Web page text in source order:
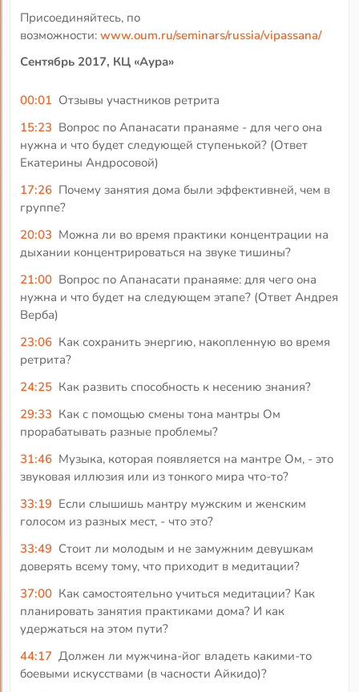
Присоединяйтесь, по
возможности:www.oum.ru/seminars/russia/vipassana/
Сентябрь 2017, КЦ «Аура»
00:01 Отзывы участников ретрита
15:23 Вопрос по Апанасати пранаяме - для чего она
нужна и что будет следующей ступенькой? (Ответ
Екатерины Андросовой)
17:26 Почему занятия дома были эффективней, чем в
группе?
20:03 Можна ли во время практики концентрации на
дыхании концентрироваться на звуке тишины?
21:00 Вопрос по Апанасати пранаяме: для чего она
нужна и что будет на следующем этапе? (Ответ Андрея
Верба)
23:06 Как сохранить энергию, накопленную во время
ретрита?
24:25 Как развить способность к несению знания?
29:33 Как с помощью смены тона мантры Ом
прорабатывать разные проблемы?
31:46 Музыка, которая появляется на мантре Ом, - это
звуковая иллюзия или из тонкого мира что-то?
33:19 Если слышишь мантру мужским и женским
голосом из разных мест, - что это?
33:49 Стоит ли молодым и не замужним девушкам
доверять всему тому, что приходит в медитации?
37:00 Как самостоятельно учиться медитации? Как
планировать занятия практиками дома? И как
удержаться на этом пути?
44:17 Должен ли мужчина-йог владеть какими-то
боевыми искусствами (в часности Айкидо)?